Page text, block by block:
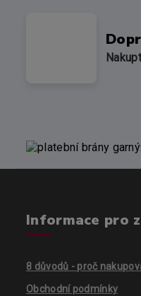
Informace pro
8 důvodů - proč
Obchodní podmínky